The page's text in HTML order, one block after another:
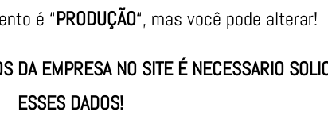
é “PRODUÇÃO“, mas você pode alterar!
DA EMPRESA NO SITE É NECESSARIO
ESSES DADOS!